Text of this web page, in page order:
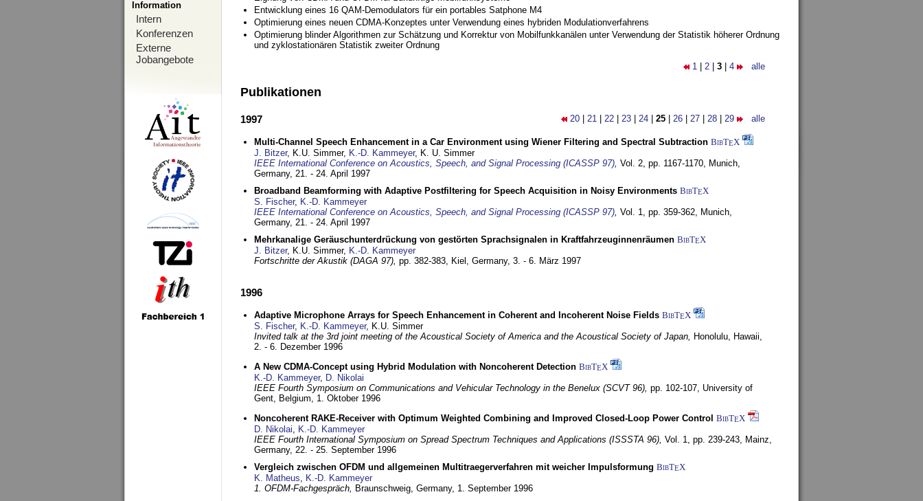
Information
Intern
Konferenzen
Externe
Jobangebote
Entwicklung eines 16 QAM-Demodulators für ein portables Satphone M4
Optimierung eines neuen CDMA-Konzeptes unter Verwendung eines hybriden Modulationverfahrens
Optimierung blinder Algorithmen zur Schätzung und Korrektur von Mobilfunkkanälen unter Verwendung der Statistik höherer Ordnung
und zyklostationären Statistik zweiter Ordnung
1 2 3 4 alle
Publikationen
20 21 22 23 24 25 26 27 28 29 alle
1997
Multi-Channel Speech Enhancement in a Car Environment using Wiener Filtering and Spectral Subtraction BibTEX
J. Bitzer, K.U. Simmer, K.-D. Kammeyer, K. U. Simmer
IEEE International Conference on Acoustics, Speech, and Signal Processing (ICASSP 97), Vol. 2, pp. 1167-1170, Munich,
Germany, 21. - 24. April 1997
Broadband Beamforming with Adaptive Postfiltering for Speech Acquisition in Noisy Environments BibTEX
S. Fischer, K.-D. Kammeyer
IEEE International Conference on Acoustics, Speech, and Signal Processing (ICASSP 97), Vol. 1, pp. 359-362, Munich,
Germany, 21. - 24. April 1997
Mehrkanalige Geräuschunterdrückung von gestörten Sprachsignalen in Kraftfahrzeuginnenräumen BibTEX
J. Bitzer, K.U. Simmer, K.-D. Kammeyer
Fortschritte der Akustik (DAGA 97), pp. 382-383, Kiel, Germany, 3. - 6. März 1997
1996
Adaptive Microphone Arrays for Speech Enhancement in Coherent and Incoherent Noise Fields BibTEX
S. Fischer, K.-D. Kammeyer, K.U. Simmer
Invited talk at the 3rd joint meeting of the Acoustical Society of America and the Acoustical Society of Japan, Honolulu, Hawaii,
2. - 6. Dezember 1996
A New CDMA-Concept using Hybrid Modulation with Noncoherent Detection BibTEX
K.-D. Kammeyer, D. Nikolai
IEEE Fourth Symposium on Communications and Vehicular Technology in the Benelux (SCVT 96), pp. 102-107, University of
Gent, Belgium, 1. Oktober 1996
Noncoherent RAKE-Receiver with Optimum Weighted Combining and Improved Closed-Loop Power Control BibTEX
D. Nikolai, K.-D. Kammeyer
IEEE Fourth International Symposium on Spread Spectrum Techniques and Applications (ISSSTA 96), Vol. 1, pp. 239-243, Mainz,
Germany, 22. - 25. September 1996
Vergleich zwischen OFDM und allgemeinen Multitraegerverfahren mit weicher Impulsformung BibTEX
K. Matheus, K.-D. Kammeyer
1. OFDM-Fachgespräch, Braunschweig, Germany, 1. September 1996